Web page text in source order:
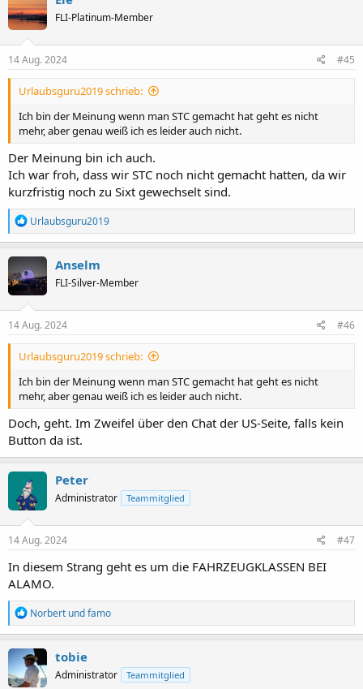
FLI-Platinum-Member
14 Aug. 2024 #45
Urlaubsguru2019 schrieb:
Ich bin der Meinung wenn man STC gemacht hat geht es nicht
mehr, aber genau weiß ich es leider auch nicht.
Der Meinung bin ich auch.
Ich war froh, dass wir STC noch nicht gemacht hatten, da wir
kurzfristig noch zu Sixt gewechselt sind.
R
e
a
k
t
i
o
n
e
Urlaubsguru2019
Anselm
FLI-Silver-Member
14 Aug. 2024 #46
Urlaubsguru2019 schrieb:
Ich bin der Meinung wenn man STC gemacht hat geht es nicht
mehr, aber genau weiß ich es leider auch nicht.
Doch, geht. Im Zweifel über den Chat der US-Seite, falls kein
Button da ist.
Peter
Administrator Teammitglied
14 Aug. 2024 #47
In diesem Strang geht es um die FAHRZEUGKLASSEN BEI
ALAMO.
R
e
a
k
t
i
Norbert undfamo
tobie
Administrator Teammitglied